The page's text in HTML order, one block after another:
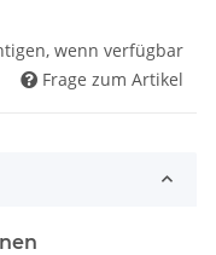
wenn verfügbar
Frage zum Artikel